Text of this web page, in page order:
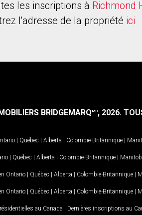
les inscriptions à Richmond
l'adresse de la propriété ici
BRIDGEMARQMD, 2026.
| Québec | Alberta | Colombie-Britannique |
| Québec | Alberta | Colombie-Britannique |
Ontario | Québec | Alberta | Colombie-Britannique |
Ontario | Québec | Alberta | Colombie-Britannique |
au Canada | Dernières inscriptions au